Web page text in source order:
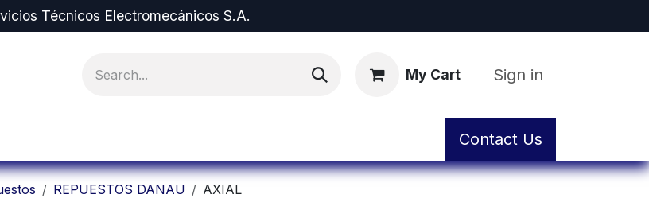
Técnicos Electromecánicos S.A.
My Cart Sign in
Workshop and Maintenance Service
Contact Us
REPUESTOS DANAU AXIAL